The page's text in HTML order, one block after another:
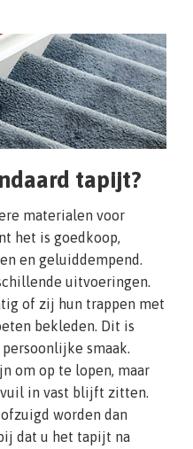
tapijt?
materialen voor
het is goedkoop,
en geluiddempend.
uitvoeringen.
of zij hun trappen met
bekleden. Dit is
smaak.
om op te lopen, maar
vuil in vast blijft zitten.
worden dan
dat u het tapijt na